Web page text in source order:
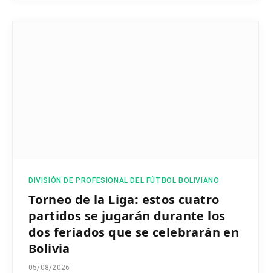
DIVISIÓN DE PROFESIONAL DEL FÚTBOL BOLIVIANO
Torneo de la Liga: estos cuatro
partidos se jugarán durante los
dos feriados que se celebrarán en
Bolivia
05/08/2026